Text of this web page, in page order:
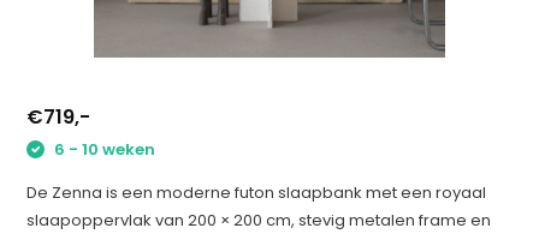
€719,-
6 - 10 weken
De Zenna is een moderne futon slaapbank met een royaal
slaapoppervlak van 200 × 200 cm, stevig metalen frame en